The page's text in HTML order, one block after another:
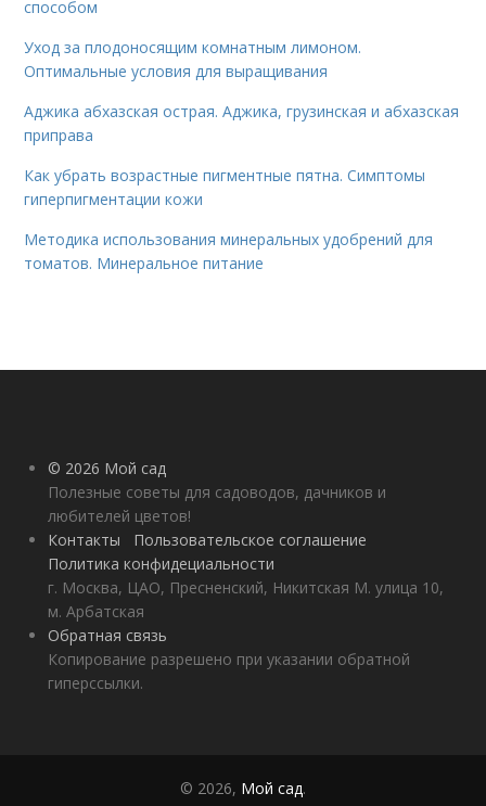
способом
Уход за плодоносящим комнатным лимоном.
Оптимальные условия для выращивания
Аджика абхазская острая. Аджика, грузинская и абхазская
приправа
Как убрать возрастные пигментные пятна. Симптомы
гиперпигментации кожи
Методика использования минеральных удобрений для
томатов. Минеральное питание
© 2026 Мой сад
Полезные советы для садоводов, дачников и
любителей цветов!
Контакты
Пользовательское соглашение
Политика конфидециальности
г. Москва, ЦАО, Пресненский, Никитская М. улица 10,
м. Арбатская
Обратная связь
Копирование разрешено при указании обратной
гиперссылки.
© 2026, Мой сад.